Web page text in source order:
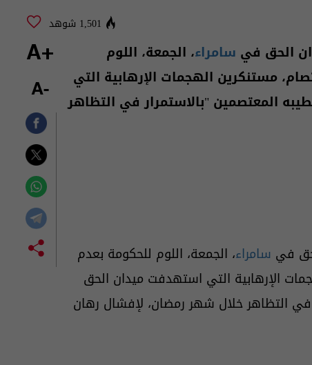
1,501 شوهد
الحق في سامراء، الجمعة، اللوم
مستنكرين الهجمات الإرهابية التي
المعتصمين "بالاستمرار في التظاهر
في سامراء، الجمعة، اللوم للحكومة بعدم
الإرهابية التي استهدفت ميدان الحق
التظاهر خلال شهر رمضان، لإفشال رهان
+A
-A